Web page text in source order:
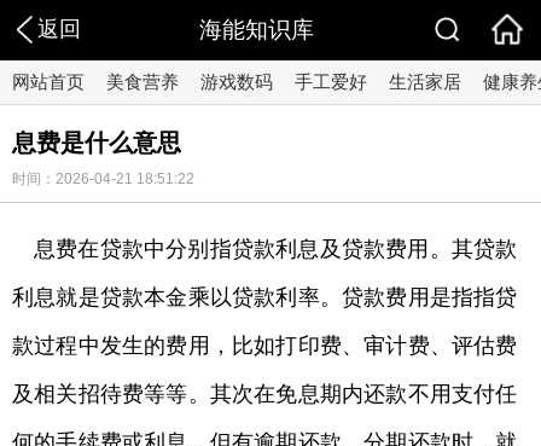
返回 海能知识库
网站首页 美食营养 游戏数码 手工爱好 生活家居 健康养
息费是什么意思
时间：2026-04-21 18:51:22
息费在贷款中分别指贷款利息及贷款费用。其贷款
利息就是贷款本金乘以贷款利率。贷款费用是指指贷
款过程中发生的费用，比如打印费、审计费、评估费
及相关招待费等等。其次在免息期内还款不用支付任